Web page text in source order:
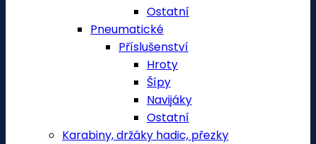
Ostatní
Pneumatické
Příslušenství
Hroty
Šípy
Navijáky
Ostatní
Karabiny, držáky hadic, přezky